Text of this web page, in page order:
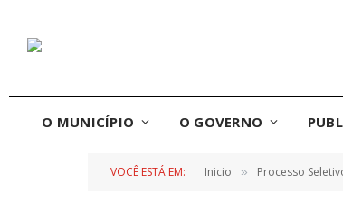
O MUNICÍPIO O GOVERNO
VOCÊ ESTÁ EM: Inicio » Processo